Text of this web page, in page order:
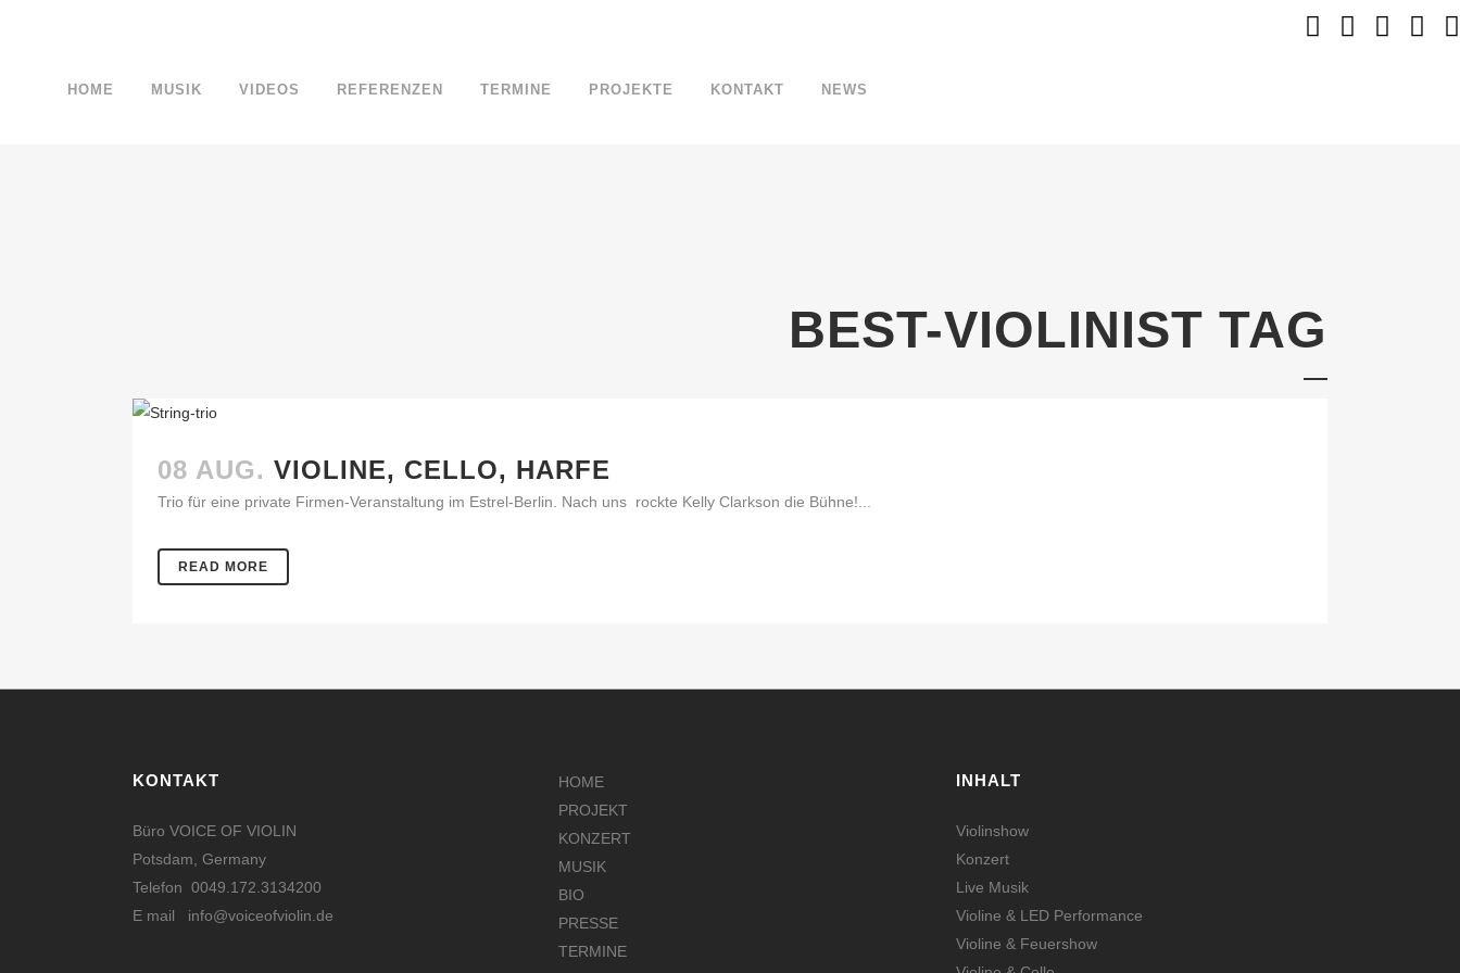
HOME MUSIK VIDEOS REFERENZEN TERMINE PROJEKTE KONTAKT NEWS
BEST-VIOLINIST TAG
08 AUG. VIOLINE, CELLO, HARFE
Trio für eine private Firmen-Veranstaltung im Estrel-Berlin. Nach uns rockte Kelly Clarkson die Bühne!...
READ MORE
KONTAKT
Büro VOICE OF VIOLIN
Potsdam, Germany
Telefon 0049.172.3134200
E mail info@voiceofviolin.de
HOME
PROJEKT
KONZERT
MUSIK
BIO
PRESSE
TERMINE
INHALT
Violinshow
Konzert
Live Musik
Violine & LED Performance
Violine & Feuershow